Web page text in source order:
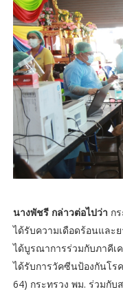
นางพัชรี กล่าวต่อไปว่า ก
ได้รับความเดือดร้อนและ
ได้บูรณาการร่วมกับภาคีเ
ได้รับการวัคซีนป้องกันโร
64) กระทรวง พม. ร่วมกั